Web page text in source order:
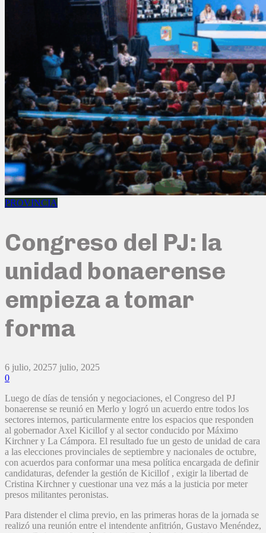
PROVINCIA
Congreso del PJ: la
unidad bonaerense
empieza a tomar
forma
6 julio, 20257 julio, 2025
0
Luego de días de tensión y negociaciones, el Congreso del PJ
bonaerense se reunió en Merlo y logró un acuerdo entre todos los
sectores internos, particularmente entre los espacios que responden
al gobernador Axel Kicillof y al sector conducido por Máximo
Kirchner y La Cámpora. El resultado fue un gesto de unidad de cara
a las elecciones provinciales de septiembre y nacionales de octubre,
con acuerdos para conformar una mesa política encargada de definir
candidaturas, defender la gestión de Kicillof , exigir la libertad de
Cristina Kirchner y cuestionar una vez más a la justicia por meter
presos militantes peronistas.
Para distender el clima previo, en las primeras horas de la jornada se
realizó una reunión entre el intendente anfitrión, Gustavo Menéndez,